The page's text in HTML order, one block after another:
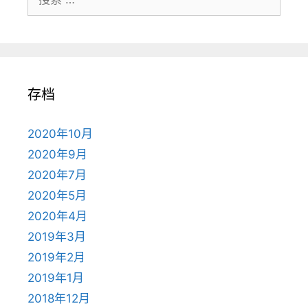
索：
存档
2020年10月
2020年9月
2020年7月
2020年5月
2020年4月
2019年3月
2019年2月
2019年1月
2018年12月